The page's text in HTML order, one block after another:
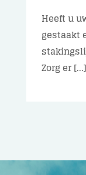
Heeft u
gestaakt
Zorg er [...]